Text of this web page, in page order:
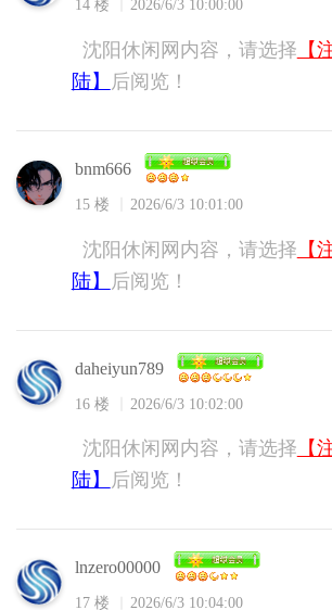
14 楼 2026/6/3 10:00:00
沈阳休闲网内容，请选择 【
陆】
后阅览！
bnm666
15 楼 2026/6/3 10:01:00
沈阳休闲网内容，请选择 【
陆】
后阅览！
daheiyun789
16 楼 2026/6/3 10:02:00
沈阳休闲网内容，请选择 【
陆】
后阅览！
lnzero00000
17 楼 2026/6/3 10:04:00